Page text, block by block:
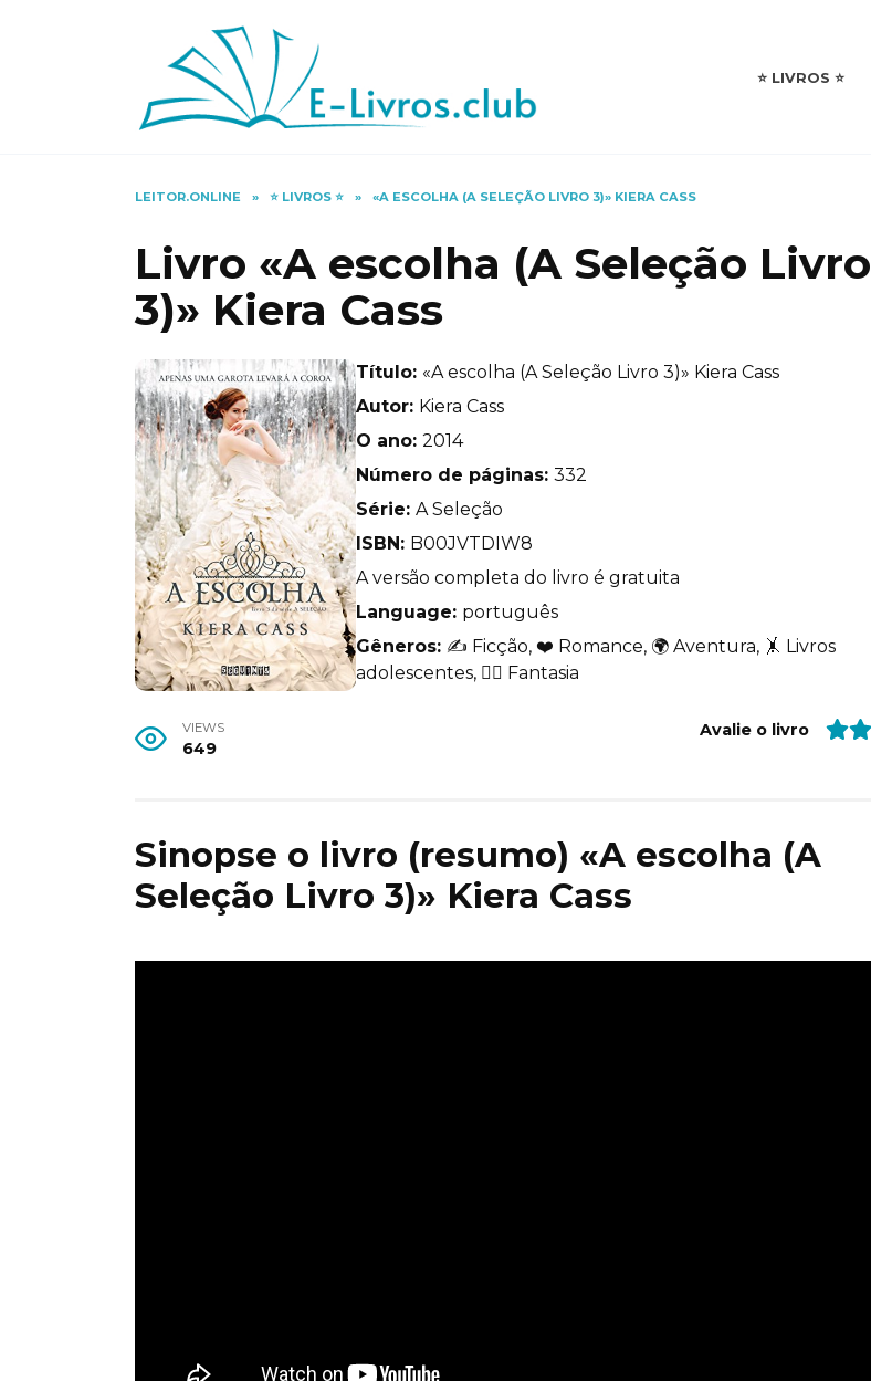
⭐️ LIVROS ⭐️
LEITOR.ONLINE » ⭐️ LIVROS ⭐️ » «A ESCOLHA (A SELEÇÃO LIVRO 3)» KIERA CASS
Livro «A escolha (A Seleção Livro
3)» Kiera Cass
Título: «A escolha (A Seleção Livro 3)» Kiera Cass
Autor: Kiera Cass
O ano: 2014
Número de páginas: 332
Série: A Seleção
ISBN: B00JVTDIW8
A versão completa do livro é gratuita
Language: português
Gêneros: ✍️ Ficção, ❤️ Romance, 🌍 Aventura, 🤸 Livros
adolescentes, 🧙‍♂️ Fantasia
VIEWS
649
Avalie o livro
Sinopse o livro (resumo) «A escolha (A
Seleção Livro 3)» Kiera Cass